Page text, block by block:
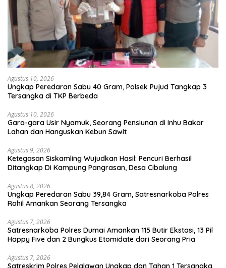
Agustus 10, 2026
Ungkap Peredaran Sabu 40 Gram, Polsek Pujud Tangkap 3
Tersangka di TKP Berbeda
Agustus 10, 2026
Gara-gara Usir Nyamuk, Seorang Pensiunan di Inhu Bakar
Lahan dan Hanguskan Kebun Sawit
Agustus 9, 2026
Ketegasan Siskamling Wujudkan Hasil: Pencuri Berhasil
Ditangkap Di Kampung Pangrasan, Desa Cibalung
Agustus 8, 2026
Ungkap Peredaran Sabu 39,84 Gram, Satresnarkoba Polres
Rohil Amankan Seorang Tersangka
Agustus 7, 2026
Satresnarkoba Polres Dumai Amankan 115 Butir Ekstasi, 13 Pil
Happy Five dan 2 Bungkus Etomidate dari Seorang Pria
Agustus 7, 2026
Satreskrim Polres Pelalawan Ungkap dan Tahan 1 Tersangka